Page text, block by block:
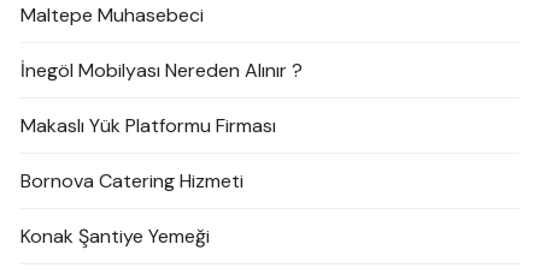
Maltepe Muhasebeci
İnegöl Mobilyası Nereden Alınır ?
Makaslı Yük Platformu Firması
Bornova Catering Hizmeti
Konak Şantiye Yemeği